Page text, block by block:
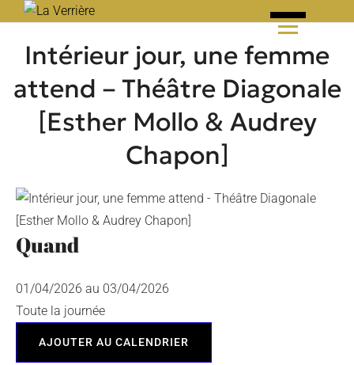
contentIntérieur jour, une femme
attend – Théâtre Diagonale
[Esther Mollo & Audrey
Chapon]
Quand
01/04/2026 au 03/04/2026
Toute la journée
AJOUTER AU CALENDRIER